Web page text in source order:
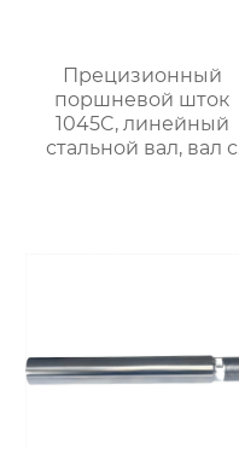
Прецизионный
поршневой шток
1045C, линейный
стальной вал, вал с